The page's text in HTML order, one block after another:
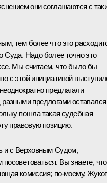
они соглашаются с
тем более что это
Суда. Надо более точно это
Мы считаем, что было бы
с этой инициативой
предлагали
предлогами оставался
пошла такая судебная
правовую позицию.
и с Верховным Судом,
Вы знаете, что
комиссия; по-моему,